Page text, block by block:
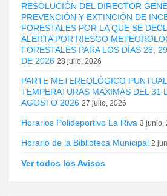
RESOLUCIÓN DEL DIRECTOR
PREVENCIÓN Y EXTINCIÓN DE
FORESTALES POR LA QUE SE
ALERTA POR RIESGO
FORESTALES PARA LOS DÍAS 28,
DE 2026 28 julio, 2026
PARTE METEREOLÓGICO
TEMPERATURAS MÁXIMAS DEL 31
AGOSTO 2026 27 julio, 2026
Horarios Polideportivo La Riva 3 junio,
Horario de la Biblioteca Municipal 2
Ver todos los Avisos